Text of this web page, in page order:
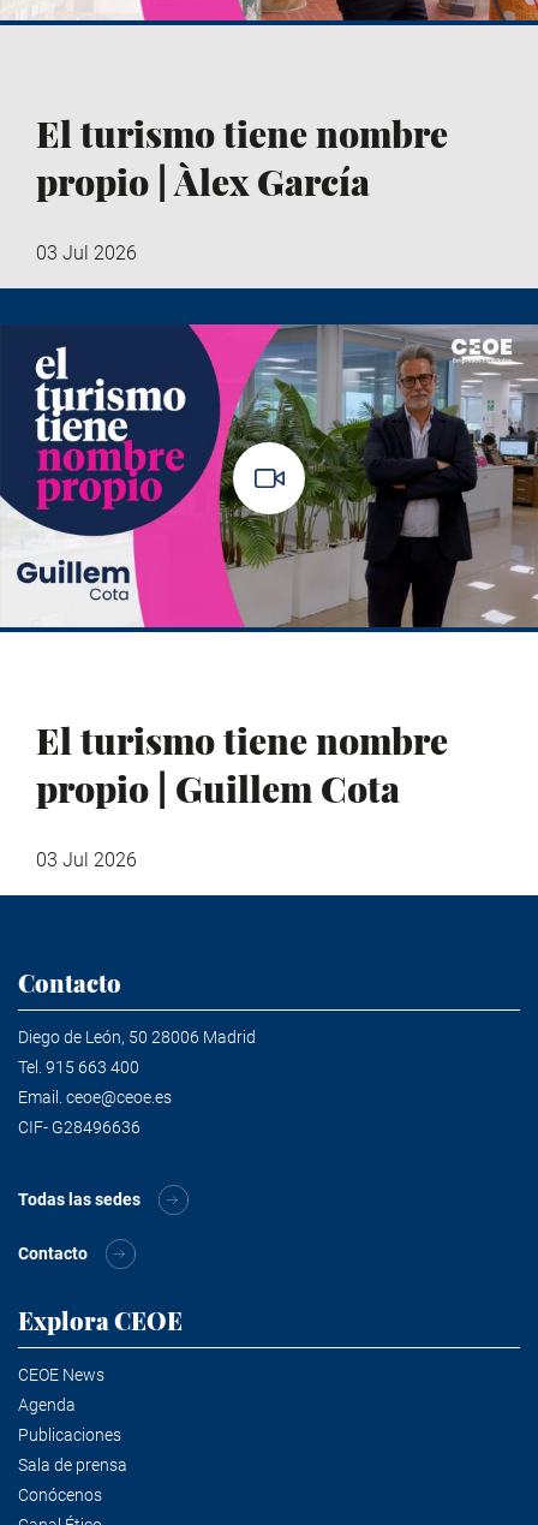
El turismo tiene nombre
propio | Àlex García
03 Jul 2026
El turismo tiene nombre
propio | Guillem Cota
03 Jul 2026
Contacto
Diego de León, 50 28006 Madrid
Tel. 915 663 400
Email. ceoe@ceoe.es
CIF- G28496636
Todas las sedes
Contacto
Explora CEOE
CEOE News
Agenda
Publicaciones
Sala de prensa
Conócenos